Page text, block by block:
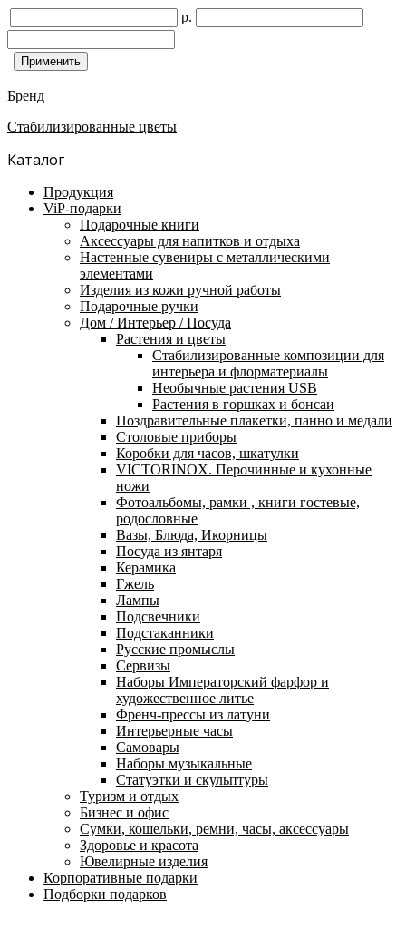
р.
Бренд
Стабилизированные цветы
Каталог
Продукция
ViP-подарки
Подарочные книги
Аксессуары для напитков и отдыха
Настенные сувениры с металлическими
элементами
Изделия из кожи ручной работы
Подарочные ручки
Дом / Интерьер / Посуда
Растения и цветы
Стабилизированные композиции для
интерьера и флорматериалы
Необычные растения USB
Растения в горшках и бонсаи
Поздравительные плакетки, панно и медали
Столовые приборы
Коробки для часов, шкатулки
VICTORINOX. Перочинные и кухонные
ножи
Фотоальбомы, рамки , книги гостевые,
родословные
Вазы, Блюда, Икорницы
Посуда из янтаря
Керамика
Гжель
Лампы
Подсвечники
Подстаканники
Русские промыслы
Сервизы
Наборы Императорский фарфор и
художественное литье
Френч-прессы из латуни
Интерьерные часы
Самовары
Наборы музыкальные
Статуэтки и скульптуры
Туризм и отдых
Бизнес и офис
Сумки, кошельки, ремни, часы, аксессуары
Здоровье и красота
Ювелирные изделия
Корпоративные подарки
Подборки подарков